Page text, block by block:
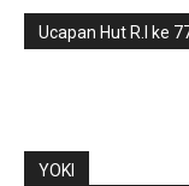
Ucapan Hut R.I ke
YOKI